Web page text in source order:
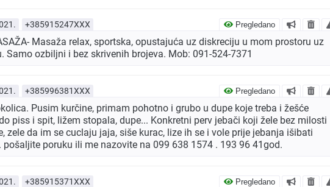
+385915247XXX Pregledano
Masaža relax, sportska, opustajuća uz diskreciju u mom prostoru uz
Samo ozbiljni i bez skrivenih brojeva. Mob: 091-524-7371
+385996381XXX Pregledano
Pusim kurčine, primam pohotno i grubo u dupe koje treba i žešće
piss i spit, ližem stopala, dupe... Konkretni perv jebači koji žele bez milosti
zele da im se cuclaju jaja, siše kurac, lize ih se i vole prije jebanja išibati
pošaljite poruku ili me nazovite na 099 638 1574 . 193 96 41god.
+385915371XXX Pregledano